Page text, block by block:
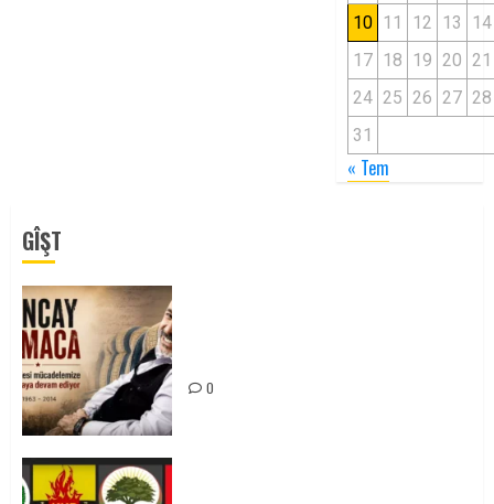
10 11 12 13
14
17 18 19 20 21
24 25 26 27 28
31
« Tem
GÎŞT
0